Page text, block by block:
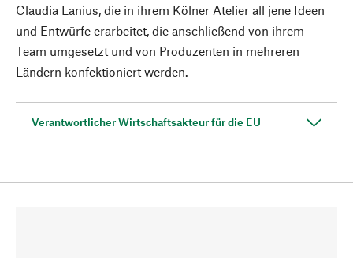
Claudia Lanius, die in ihrem Kölner Atelier all jene Ideen
und Entwürfe erarbeitet, die anschließend von ihrem
Team umgesetzt und von Produzenten in mehreren
Ländern konfektioniert werden.
Verantwortlicher Wirtschaftsakteur für die EU